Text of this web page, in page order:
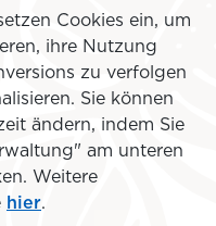
Cookies ein, um
ihre Nutzung
zu verfolgen
Sie können
ändern, indem Sie
am unteren
Weitere
hier.